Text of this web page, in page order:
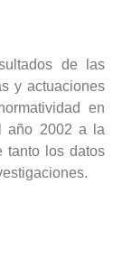
de las
y actuaciones
en
año 2002 a la
tanto los datos